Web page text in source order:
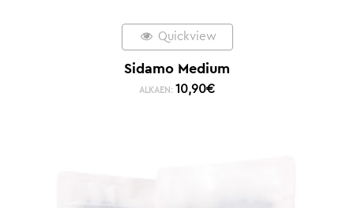
Quickview
Sidamo Medium
ALKAEN: 10,90€